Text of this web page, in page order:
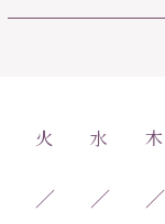
火 水 木
／ ／ ／